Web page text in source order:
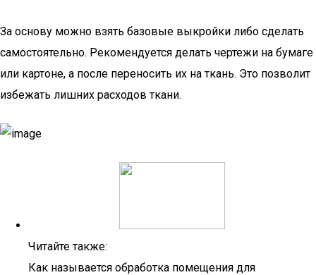
За основу можно взять базовые выкройки либо сделать
самостоятельно. Рекомендуется делать чертежи на бумаге
или картоне, а после переносить их на ткань. Это позволит
избежать лишних расходов ткани.
Читайте также:
Как называется обработка помещения для